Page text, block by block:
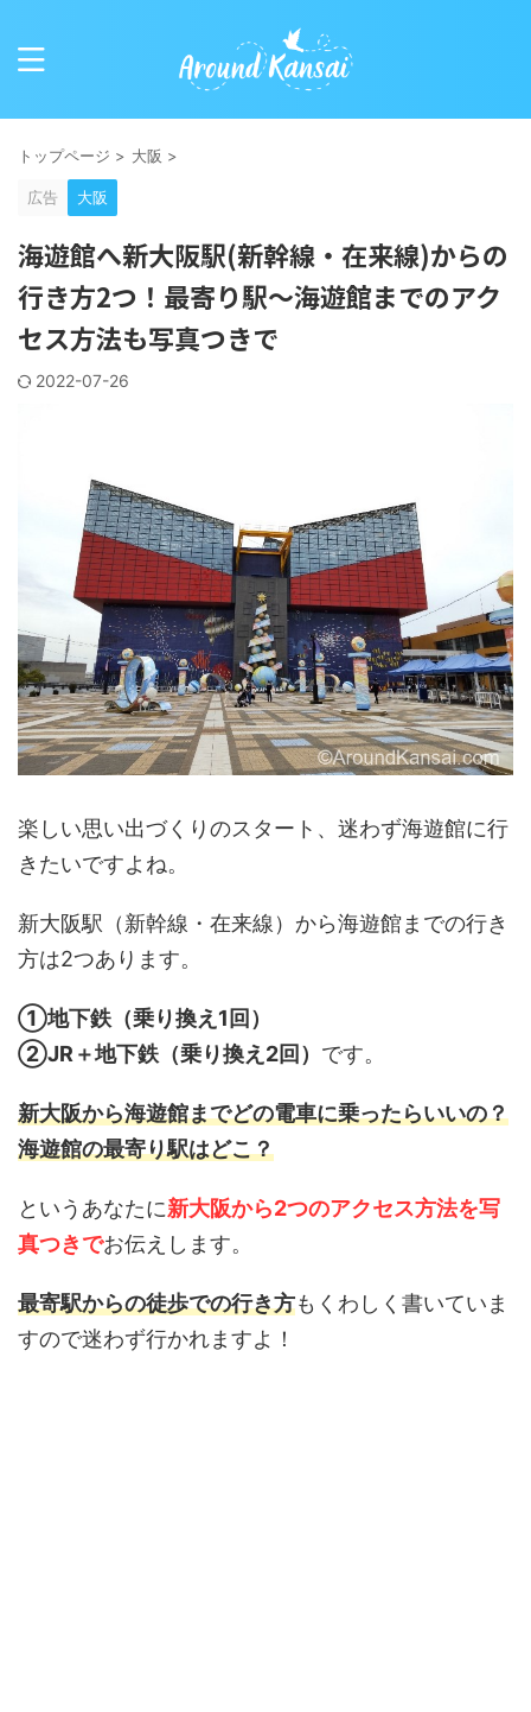
トップページ > 大阪 >
広告 大阪
海遊館へ新大阪駅(新幹線・在来線)からの
行き方2つ！最寄り駅～海遊館までのアク
セス方法も写真つきで
2022-07-26
楽しい思い出づくりのスタート、迷わず海遊館に行
きたいですよね。
新大阪駅（新幹線・在来線）から海遊館までの行き
方は2つあります。
①地下鉄（乗り換え1回）
②JR＋地下鉄（乗り換え2回） です。
新大阪から海遊館までどの電車に乗ったらいいの？
海遊館の最寄り駅はどこ？
というあなたに新大阪から2つのアクセス方法を写
真つきでお伝えします。
最寄駅からの徒歩での行き方もくわしく書いていま
すので迷わず行かれますよ！